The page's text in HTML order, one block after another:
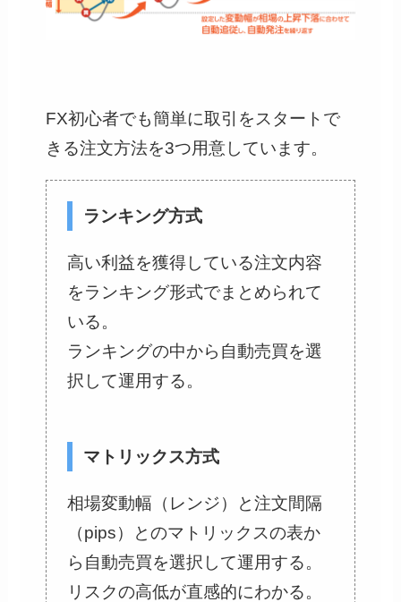
FX初心者でも簡単に取引をスタートで
きる注文方法を3つ用意しています。
ランキング方式
高い利益を獲得している注文内容
をランキング形式でまとめられて
いる。
ランキングの中から自動売買を選
択して運用する。
マトリックス方式
相場変動幅（レンジ）と注文間隔
（pips）とのマトリックスの表か
ら自動売買を選択して運用する。
リスクの高低が直感的にわかる。